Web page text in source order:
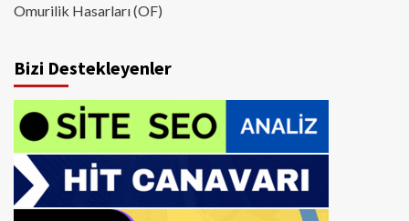
Omurilik Hasarları (OF)
Bizi Destekleyenler